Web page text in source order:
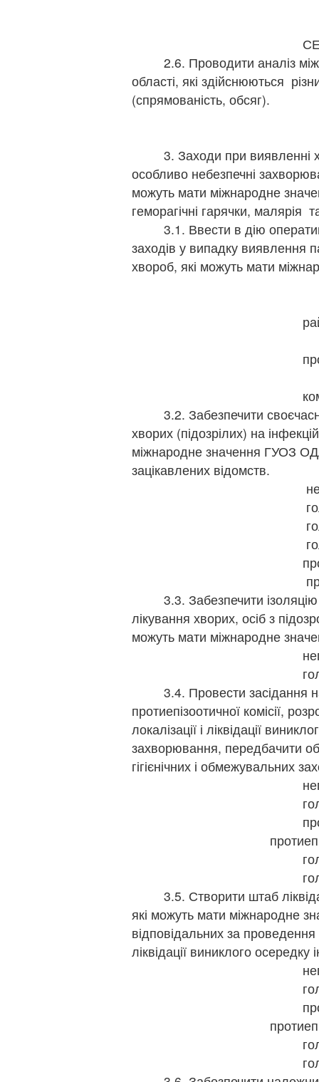
2.6. Проводити аналіз
області, які здійснюються
(спрямованість, обсяг).
3. Заходи при виявленні
особливо небезпечні
можуть мати міжнародне
геморагічні гарячки, малярія
3.1. Ввести в дію
заходів у випадку виявлення
хвороб, які можуть мати
3.2. Забезпечити
хворих (підозрілих) на
міжнародне значення ГУОЗ
зацікавлених відомств.
3.3. Забезпечити ізоляцію
лікування хворих, осіб з
можуть мати міжнародне
3.4. Провести засідання
протиепізоотичної комісії,
локалізації і ліквідації
захворювання, передбачити
гігієнічних і обмежувальних
3.5. Створити штаб
які можуть мати міжнародне
відповідальних за проведення
ліквідації виниклого